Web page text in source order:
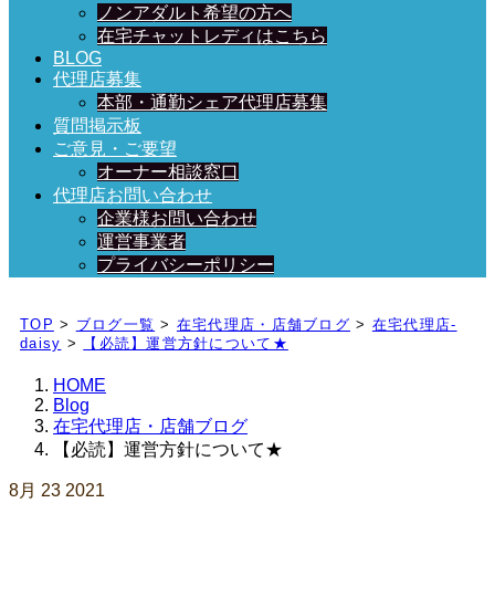
ノンアダルト希望の方へ
在宅チャットレディはこちら
BLOG
代理店募集
本部・通勤シェア代理店募集
質問掲示板
ご意見・ご要望
オーナー相談窓口
代理店お問い合わせ
企業様お問い合わせ
運営事業者
プライバシーポリシー
日々、ブログを更新中！
TOP > ブログ一覧 > 在宅代理店・店舗ブログ > 在宅代理店-
daisy > 【必読】運営方針について★
HOME
Blog
在宅代理店・店舗ブログ
【必読】運営方針について★
8月 23 2021